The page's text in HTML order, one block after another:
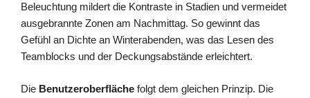
Beleuchtung mildert die Kontraste in Stadien und vermeidet
ausgebrannte Zonen am Nachmittag. So gewinnt das
Gefühl an Dichte an Winterabenden, was das Lesen des
Teamblocks und der Deckungsabstände erleichtert.
Die Benutzeroberfläche folgt dem gleichen Prinzip. Die